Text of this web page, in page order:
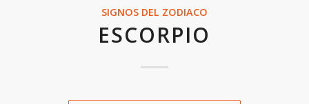
SIGNOS DEL ZODIACO
ESCORPIO